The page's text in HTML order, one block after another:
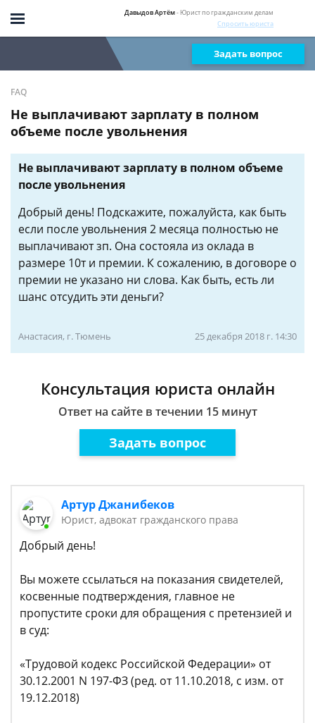
Давыдов Артём- Юрист по гражданским делам
Спросить юриста
Задать вопрос
FAQ
Не выплачивают зарплату в полном
объеме после увольнения
Не выплачивают зарплату в полном объеме
после увольнения
Добрый день! Подскажите, пожалуйста, как быть
если после увольнения 2 месяца полностью не
выплачивают зп. Она состояла из оклада в
размере 10т и премии. К сожалению, в договоре о
премии не указано ни слова. Как быть, есть ли
шанс отсудить эти деньги?
Анастасия, г. Тюмень 25 декабря 2018 г. 14:30
Консультация юриста онлайн
Ответ на сайте в течении 15 минут
Задать вопрос
Артур Джанибеков
Юрист, адвокат гражданского права
Добрый день!
Вы можете ссылаться на показания свидетелей,
косвенные подтверждения, главное не
пропустите сроки для обращения с претензией и
в суд:
«Трудовой кодекс Российской Федерации» от
30.12.2001 N 197-ФЗ (ред. от 11.10.2018, с изм. от
19.12.2018)